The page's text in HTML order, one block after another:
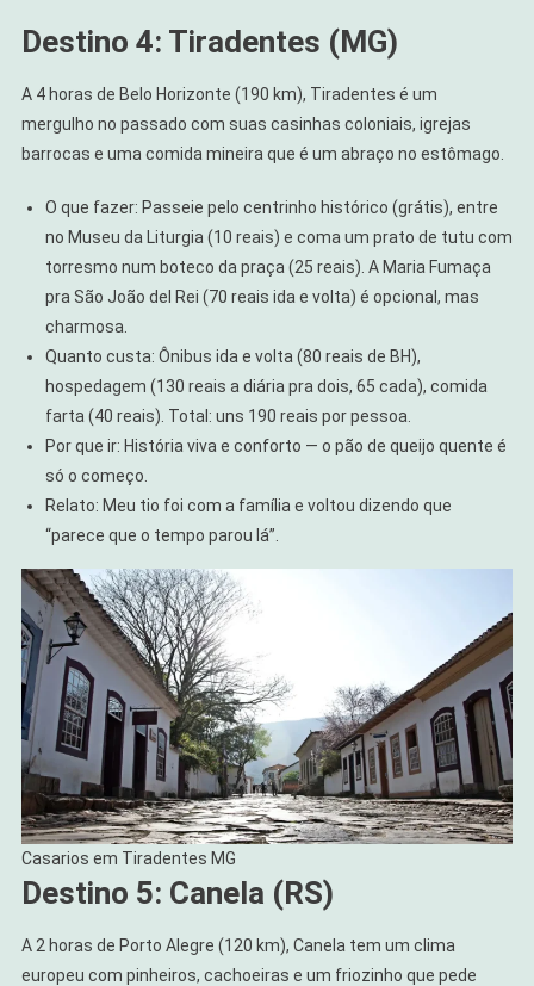
Destino 4: Tiradentes (MG)
A 4 horas de Belo Horizonte (190 km), Tiradentes é um
mergulho no passado com suas casinhas coloniais, igrejas
barrocas e uma comida mineira que é um abraço no estômago.
O que fazer: Passeie pelo centrinho histórico (grátis), entre
no Museu da Liturgia (10 reais) e coma um prato de tutu com
torresmo num boteco da praça (25 reais). A Maria Fumaça
pra São João del Rei (70 reais ida e volta) é opcional, mas
charmosa.
Quanto custa: Ônibus ida e volta (80 reais de BH),
hospedagem (130 reais a diária pra dois, 65 cada), comida
farta (40 reais). Total: uns 190 reais por pessoa.
Por que ir: História viva e conforto — o pão de queijo quente é
só o começo.
Relato: Meu tio foi com a família e voltou dizendo que
“parece que o tempo parou lá”.
Casarios em Tiradentes MG
Destino 5: Canela (RS)
A 2 horas de Porto Alegre (120 km), Canela tem um clima
europeu com pinheiros, cachoeiras e um friozinho que pede